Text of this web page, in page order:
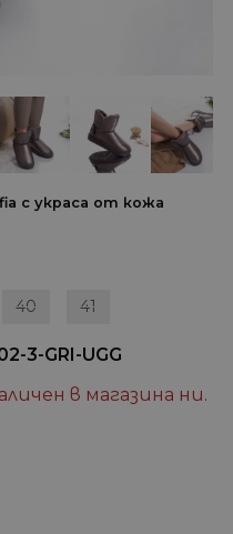
с украса от кожа
40 41
3-GRI-UGG
в магазина ни.